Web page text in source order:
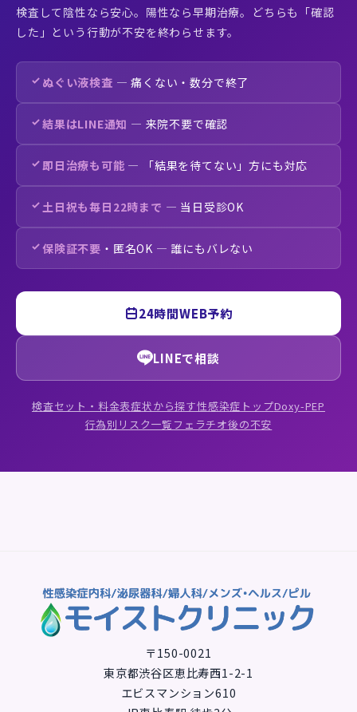
検査して陰性なら安心。陽性なら早期治療。どちらも「確認
した」という行動が不安を終わらせます。
ぬぐい液検査 — 痛くない・数分で終了
結果はLINE通知 — 来院不要で確認
即日治療も可能 — 「結果を待てない」方にも対応
土日祝も毎日22時まで — 当日受診OK
保険証不要 ・匿名OK — 誰にもバレない
24時間WEB予約
LINEで相談
検査セット・料金表症状から探す性感染症トップDoxy-PEP
行為別リスク一覧 フェラチオ後の不安
〒150-0021
東京都渋谷区恵比寿西1-2-1
エビスマンション610